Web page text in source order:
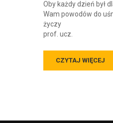
Oby każdy dzień był
Wam powodów do
życzy
prof. ucz.
CZYTAJ WIĘCEJ